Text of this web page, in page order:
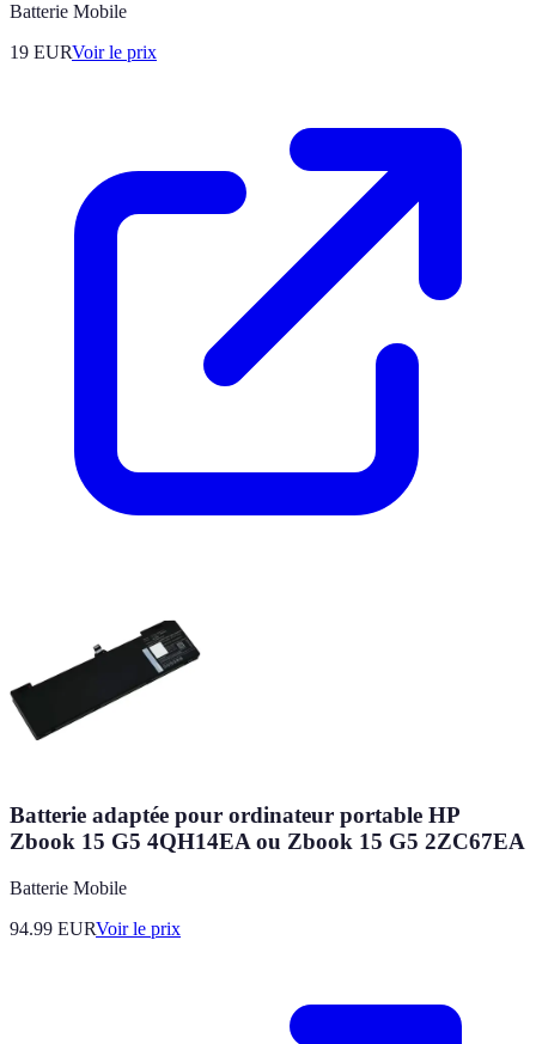
Batterie Mobile
19 EURVoir le prix
Batterie adaptée pour ordinateur portable HP
Zbook 15 G5 4QH14EA ou Zbook 15 G5 2ZC67EA
Batterie Mobile
94.99 EURVoir le prix